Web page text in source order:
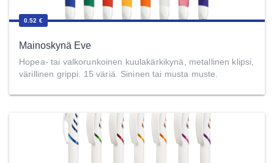
0.52 €
Mainoskynä Eve
Hopea- tai valkorunkoinen kuulakärkikynä, metallinen klipsi,
värillinen grippi. 15 väriä. Sininen tai musta muste.